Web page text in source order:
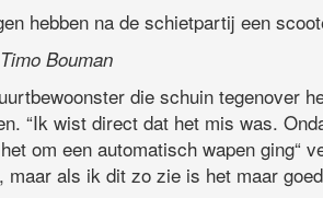
hebben na de schietpartij een
Bouman
die schuin tegenover
“Ik wist direct dat het mis was.
om een automatisch wapen ging“
maar als ik dit zo zie is het maar